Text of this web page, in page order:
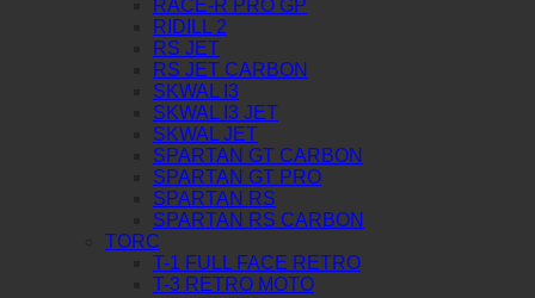
RACE-R PRO GP
RIDILL 2
RS JET
RS JET CARBON
SKWAL I3
SKWAL I3 JET
SKWAL JET
SPARTAN GT CARBON
SPARTAN GT PRO
SPARTAN RS
SPARTAN RS CARBON
TORC
T-1 FULL FACE RETRO
T-3 RETRO MOTO